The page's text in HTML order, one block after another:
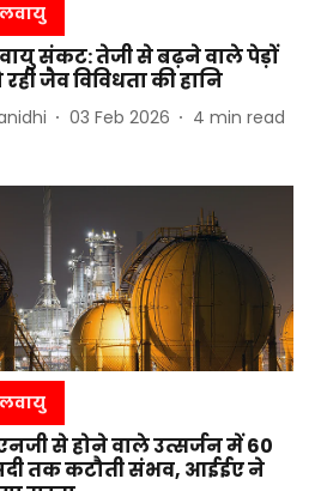
संकट: तेजी से बढ़ने वाले पेड़ों
रही जैव विविधता की हानि
03 Feb 2026 4 min read
से होने वाले उत्सर्जन में 60
तक कटौती संभव, आईईए ने